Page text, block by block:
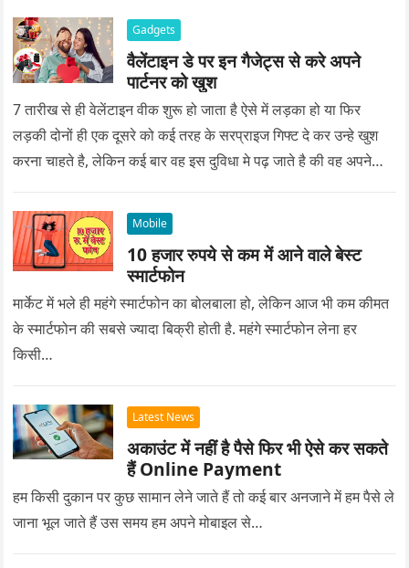
Gadgets
वैलेंटाइन डे पर इन गैजेट्स से करे अपने
पार्टनर को खुश
7 तारीख से ही वेलेंटाइन वीक शुरू हो जाता है ऐसे में लड़का हो या फिर
लड़की दोनों ही एक दूसरे को कई तरह के सरप्राइज गिफ्ट दे कर उन्हे खुश
करना चाहते है, लेकिन कई बार वह इस दुविधा मे पढ़ जाते है की वह अपने
Mobile
10 हजार रुपये से कम में आने वाले बेस्ट
स्मार्टफोन
मार्केट में भले ही महंगे स्मार्टफोन का बोलबाला हो, लेकिन आज भी कम कीमत
के स्मार्टफोन की सबसे ज्यादा बिक्री होती है. महंगे स्मार्टफोन लेना हर
किसी…
Latest News
अकाउंट में नहीं है पैसे फिर भी ऐसे कर सकते
हैं Online Payment
हम किसी दुकान पर कुछ सामान लेने जाते हैं तो कई बार अनजाने में हम पैसे ले
जाना भूल जाते हैं उस समय हम अपने मोबाइल से…